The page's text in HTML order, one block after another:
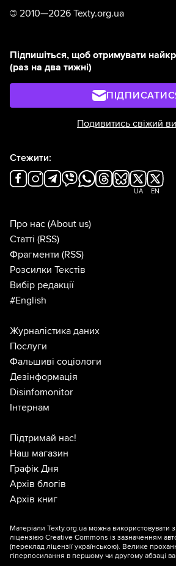
© 2010—2026 Texty.org.ua
Підпишіться, щоб отримувати
(раз на два тижні)
Подивитись свіжий
Стежити:
UA EN
Про нас (About us)
Статті (RSS)
Фрагменти (RSS)
Розсилки Текстів
Вибір редакції
#English
Журналістика даних
Послуги
Фальшиві соціологи
Дезінформація
Disinfomonitor
Інтернам
Підтримай нас!
Наш магазин
Графік Дня
Архів блогів
Архів книг
Матеріали Texty.org.ua можна використовувати
ліцензією Creative Commons із зазначенням
(переклад ліцензії українською). Велике
гіперпосилання в першому чи другому абзаці